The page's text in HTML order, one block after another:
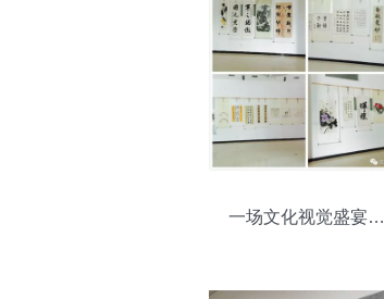
一场文化视觉盛宴…